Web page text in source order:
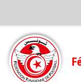
Feuille de match
FMI – 2022/2023
Ligue I – 2022/